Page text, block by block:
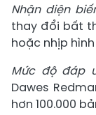
Nhận diện
thay đổi bất
hoặc nhịp hình
Mức độ đáp
Dawes
hơn 100.000